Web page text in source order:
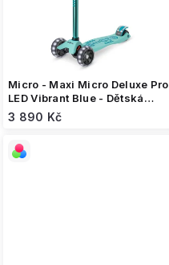
Micro - Maxi Micro Deluxe Pro
LED Vibrant Blue - Dětská
koloběžka
3 890 Kč